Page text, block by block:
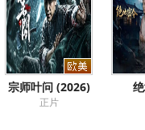
宗师叶问 (2026)
正片